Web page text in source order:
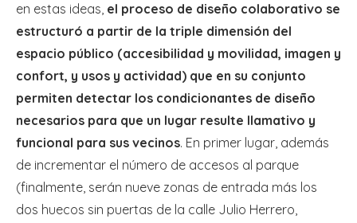
en estas ideas, el proceso de diseño colaborativo se
estructuró a partir de la triple dimensión del
espacio público (accesibilidad y movilidad, imagen y
confort, y usos y actividad) que en su conjunto
permiten detectar los condicionantes de diseño
necesarios para que un lugar resulte llamativo y
funcional para sus vecinos. En primer lugar, además
de incrementar el número de accesos al parque
(finalmente, serán nueve zonas de entrada más los
dos huecos sin puertas de la calle Julio Herrero,